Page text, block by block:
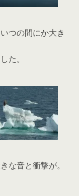
つの間にか大き
た。
な音と衝撃が。